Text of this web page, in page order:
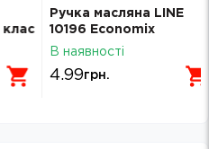
Ручка масляна LINE
10196 Economix
В наявності
4.99 грн.